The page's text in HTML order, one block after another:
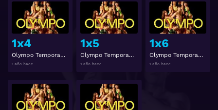
1x4
Olympo Temporada 1 Capitulo 4
1 año hace
1x5
Olympo Temporada 1 Capitulo 5
1 año hace
1x6
Olympo Temporada 1 Capitulo 6
1 año hace